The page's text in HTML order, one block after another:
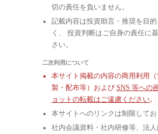
切の責任を負いません。
記載内容は投資助言・推奨を目
く、 投資判断はご自身の責任に
さい。
二次利用について
本サイト掲載の内容の商用利用
製・配布等）および SNS 等への
ョットの転載はご遠慮ください。
本サイトへのリンクは制限してお
社内会議資料・社内研修等、法